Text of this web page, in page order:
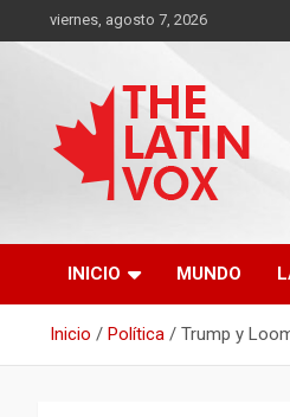
viernes, agosto 7, 2026
THE
INICIO MUNDO
Inicio Política Trump y